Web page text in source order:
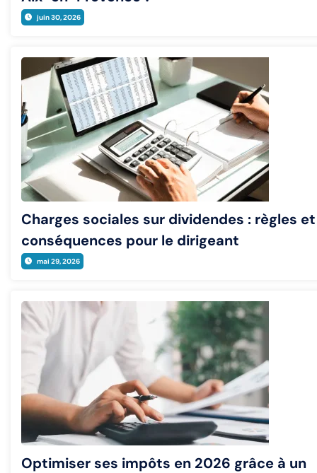
juin 30, 2026
Charges sociales sur dividendes : règles et
conséquences pour le dirigeant
mai 29, 2026
Optimiser ses impôts en 2026 grâce à un